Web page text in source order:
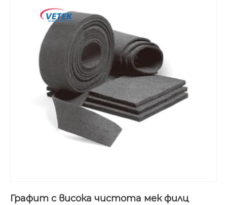
Графит с висока чистота мек филц